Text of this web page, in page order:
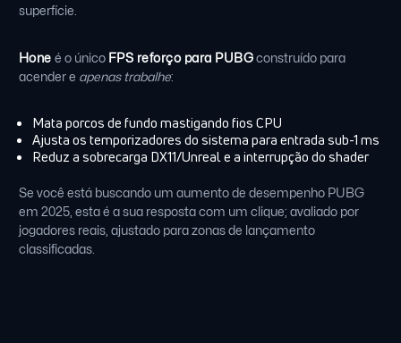
superfície.
Hone é o único FPS reforço para PUBGconstruído para
acender e apenas trabalhe:
Mata porcos de fundo mastigando fios CPU
Ajusta os temporizadores do sistema para entrada sub-1 ms
Reduz a sobrecarga DX11/Unreal e a interrupção do shader
Se você está buscando um aumento de desempenho PUBG
em 2025, esta é a sua resposta com um clique; avaliado por
jogadores reais, ajustado para zonas de lançamento
classificadas.